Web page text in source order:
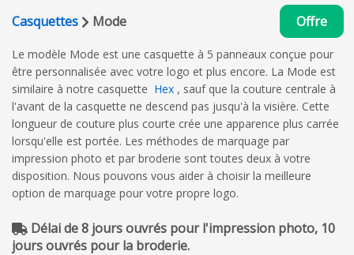
Casquettes Mode Offre
Le modèle Mode est une casquette à 5 panneaux conçue pour
être personnalisée avec votre logo et plus encore. La Mode est
similaire à notre casquette Hex , sauf que la couture centrale à
l'avant de la casquette ne descend pas jusqu'à la visière. Cette
longueur de couture plus courte crée une apparence plus carrée
lorsqu'elle est portée. Les méthodes de marquage par
impression photo et par broderie sont toutes deux à votre
disposition. Nous pouvons vous aider à choisir la meilleure
option de marquage pour votre propre logo.
Délai de 8 jours ouvrés pour l'impression photo, 10
jours ouvrés pour la broderie.